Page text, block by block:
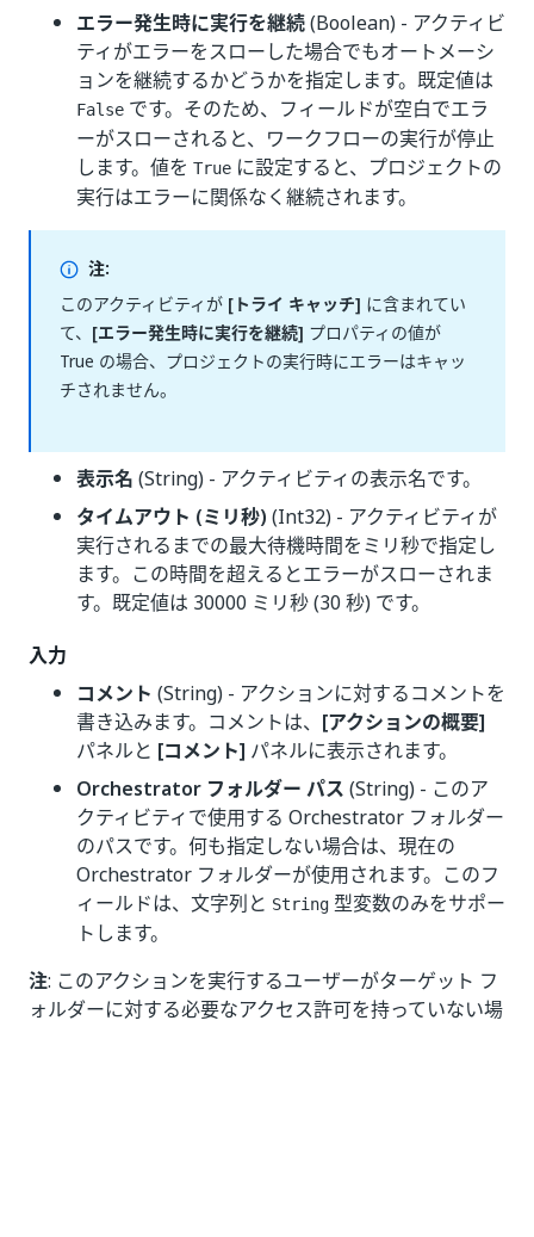
エラー発生時に実行を継続(Boolean) - アクティビ
ティがエラーをスローした場合でもオートメーシ
ョンを継続するかどうかを指定します。既定値は
False です。そのため、フィールドが空白でエラ
ーがスローされると、ワークフローの実行が停止
します。値を True に設定すると、プロジェクトの
実行はエラーに関係なく継続されます。
注:
このアクティビティが [トライ キャッチ] に含まれてい
て、 [エラー発生時に実行を継続] プロパティの値が
True の場合、プロジェクトの実行時にエラーはキャッ
チされません。
表示名 (String) - アクティビティの表示名です。
タイムアウト (ミリ秒) (Int32) - アクティビティが
実行されるまでの最大待機時間をミリ秒で指定し
ます。この時間を超えるとエラーがスローされま
す。既定値は 30000 ミリ秒 (30 秒) です。
入力
コメント (String) - アクションに対するコメントを
書き込みます。コメントは、 [アクションの概要]
パネルと [コメント] パネルに表示されます。
Orchestrator フォルダー パス (String) - このア
クティビティで使用する Orchestrator フォルダー
のパスです。何も指定しない場合は、現在の
Orchestrator フォルダーが使用されます。このフ
ィールドは、文字列と String 型変数のみをサポー
トします。
注: このアクションを実行するユーザーがターゲット フ
ォルダーに対する必要なアクセス許可を持っていない場